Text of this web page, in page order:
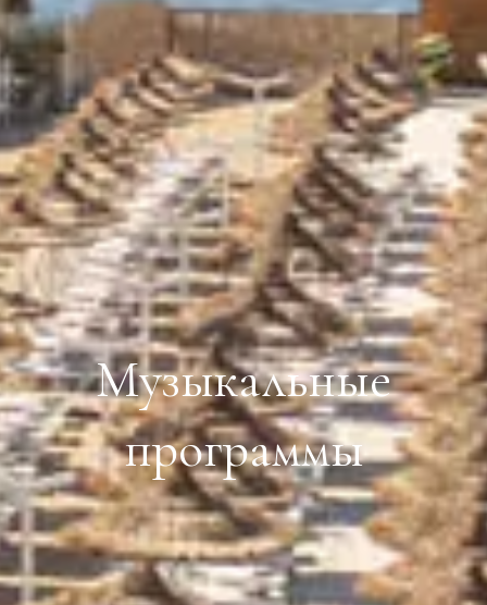
Музыкальные
программы